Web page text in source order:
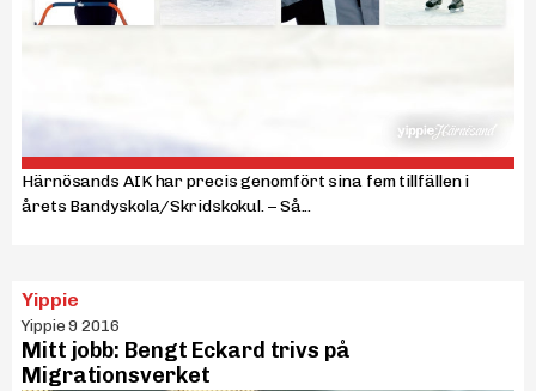
Härnösands AIK har precis genomfört sina fem tillfällen i
årets Bandyskola/Skridskokul. – Så...
Yippie
Yippie 9 2016
Mitt jobb: Bengt Eckard trivs på
Migrationsverket